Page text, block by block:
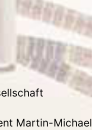
Martin-Michael